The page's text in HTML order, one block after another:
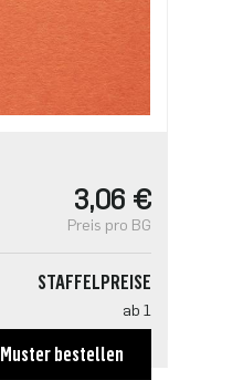
3,06 €
Preis pro BG
STAFFELPREISE
ab 1
ab 125
Muster bestellen